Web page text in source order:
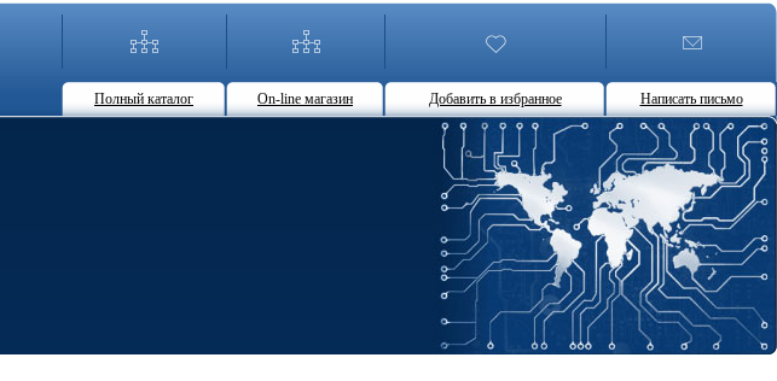
Полный каталог On-line магазин Добавить в избранное Написать письмо